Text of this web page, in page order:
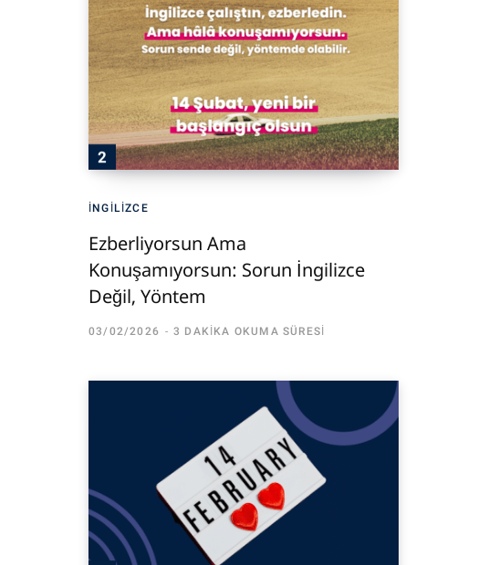
İNGILIZCE
Ezberliyorsun Ama
Konuşamıyorsun: Sorun İngilizce
Değil, Yöntem
03/02/2026 3 DAKIKA OKUMA SÜRESI